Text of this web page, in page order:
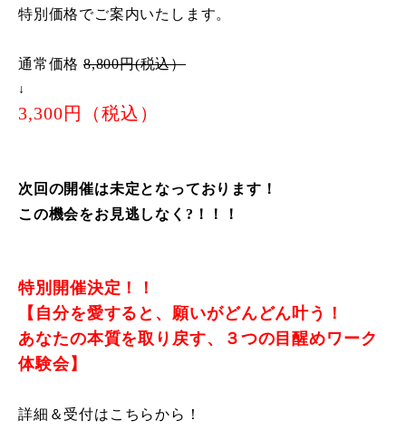
特別価格でご案内いたします。
通常価格 8,800円(税込）
↓
3,300円（税込）
次回の開催は未定となっております！
この機会をお見逃しなく?！！！
特別開催決定！！
【自分を愛すると、願いがどんどん叶う！
あなたの本質を取り戻す、３つの目醒めワーク
体験会】
詳細＆受付はこちらから！